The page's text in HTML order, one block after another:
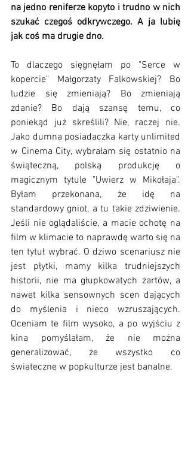
na jedno reniferze kopyto i trudno w nich
szukać czegoś odkrywczego. A ja lubię
jak coś ma drugie dno.
To dlaczego sięgnęłam po "Serce w
kopercie" Małgorzaty Falkowskiej? Bo
ludzie się zmieniają? Bo zmieniają
zdanie? Bo dają szansę temu, co
poniekąd już skreślili? Nie, raczej nie.
Jako dumna posiadaczka karty unlimited
w Cinema City, wybrałam się ostatnio na
świąteczną, polską produkcję o
magicznym tytule "Uwierz w Mikołaja".
Byłam przekonana, że idę na
standardowy gniot, a tu takie zdziwienie.
Jeśli nie oglądaliście, a macie ochotę na
film w klimacie to naprawdę warto się na
ten tytuł wybrać. O dziwo scenariusz nie
jest płytki, mamy kilka trudniejszych
historii, nie ma głupkowatych żartów, a
nawet kilka sensownych scen dających
do myślenia i nieco wzruszających.
Oceniam te film wysoko, a po wyjściu z
kina pomyślałam, że nie można
generalizować, że wszystko co
świateczne w popkulturze jest banalne.